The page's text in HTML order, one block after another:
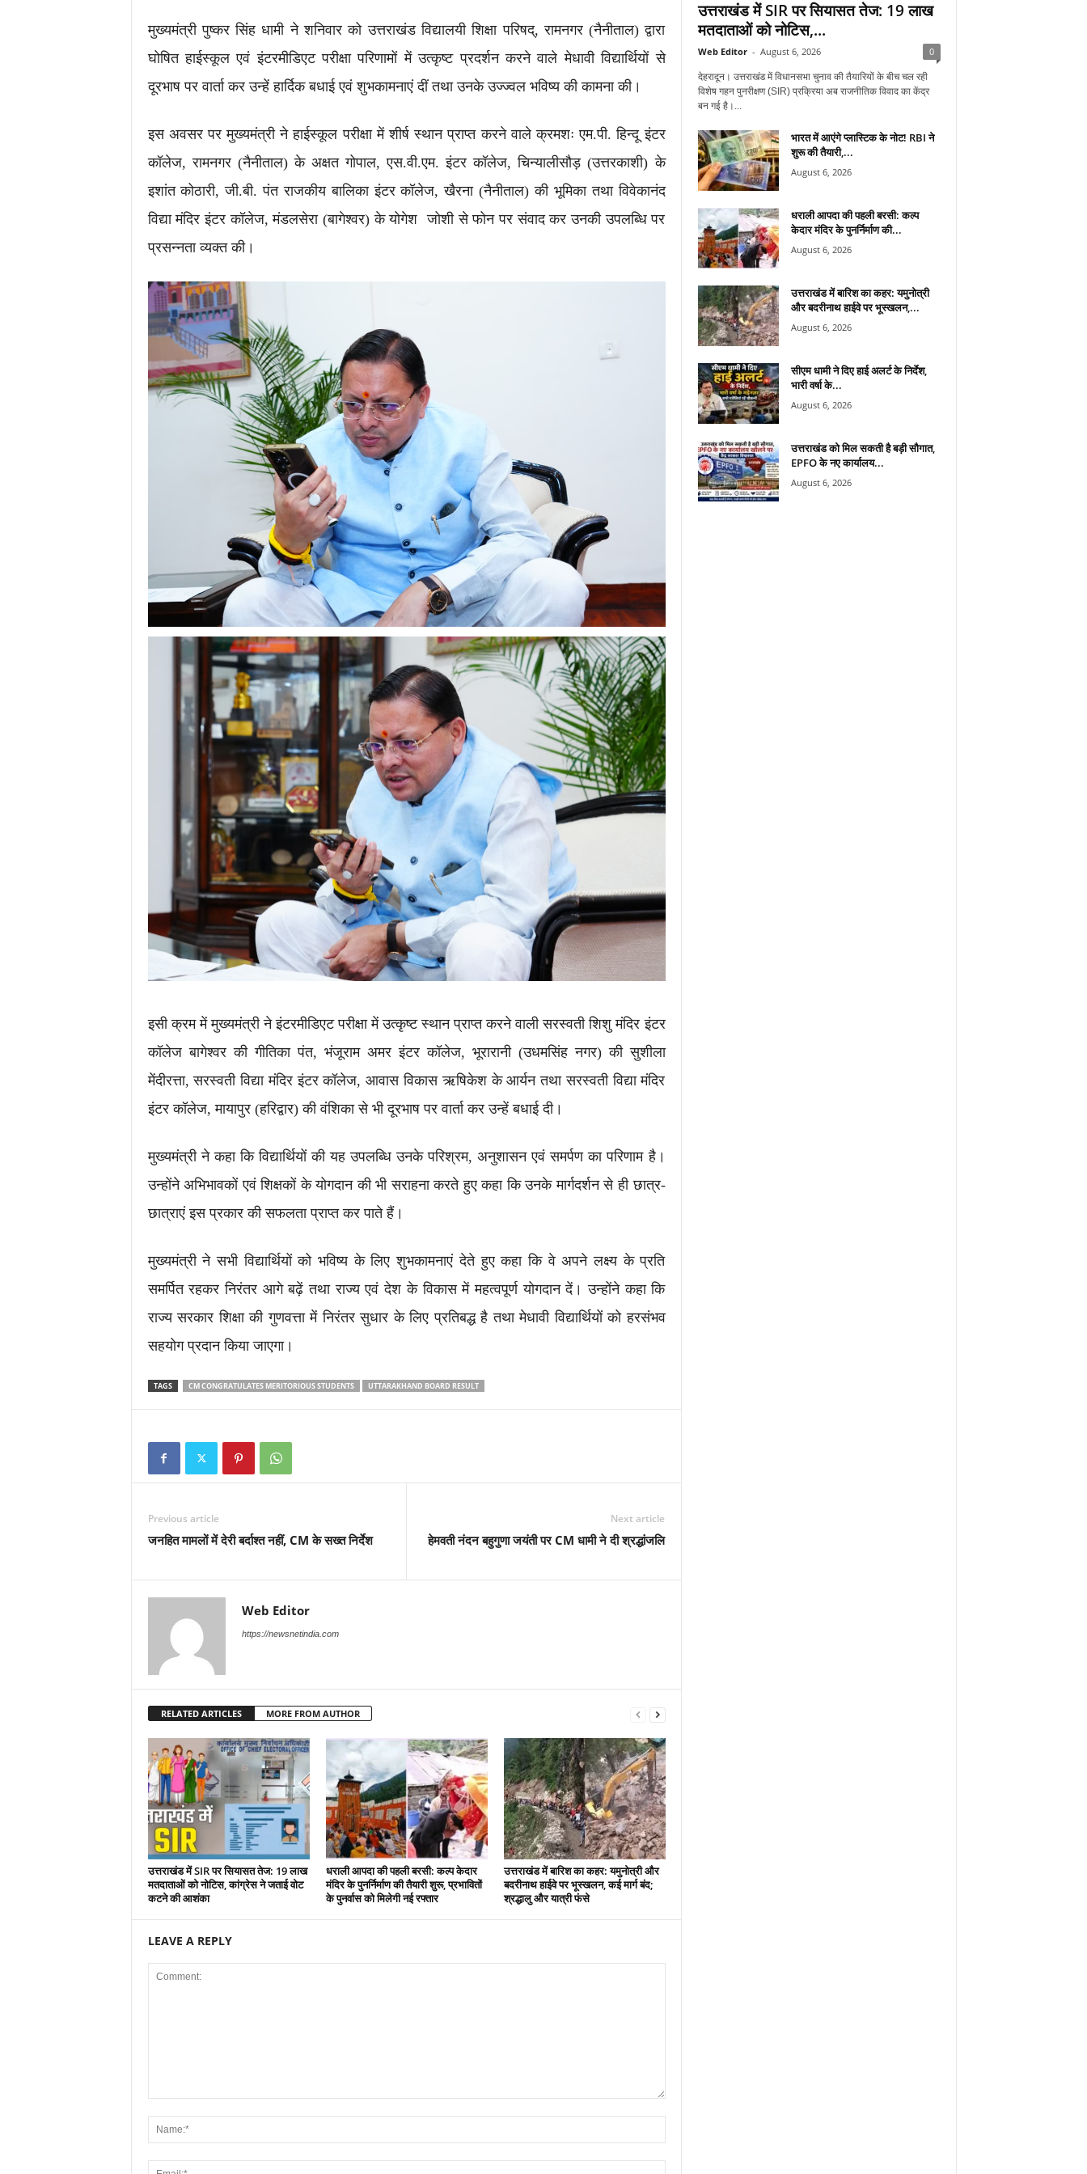
मुख्यमंत्री पुष्कर सिंह धामी ने शनिवार को उत्तराखंड विद्यालयी शिक्षा परिषद्, रामनगर (नैनीताल) द्वारा
घोषित हाईस्कूल एवं इंटरमीडिएट परीक्षा परिणामों में उत्कृष्ट प्रदर्शन करने वाले मेधावी विद्यार्थियों से
दूरभाष पर वार्ता कर उन्हें हार्दिक बधाई एवं शुभकामनाएं दीं तथा उनके उज्ज्वल भविष्य की कामना की।
इस अवसर पर मुख्यमंत्री ने हाईस्कूल परीक्षा में शीर्ष स्थान प्राप्त करने वाले क्रमशः एम.पी. हिन्दू इंटर
कॉलेज, रामनगर (नैनीताल) के अक्षत गोपाल, एस.वी.एम. इंटर कॉलेज, चिन्यालीसौड़ (उत्तरकाशी) के
इशांत कोठारी, जी.बी. पंत राजकीय बालिका इंटर कॉलेज, खैरना (नैनीताल) की भूमिका तथा विवेकानंद
विद्या मंदिर इंटर कॉलेज, मंडलसेरा (बागेश्वर) के योगेश जोशी से फोन पर संवाद कर उनकी उपलब्धि पर
प्रसन्नता व्यक्त की।
इसी क्रम में मुख्यमंत्री ने इंटरमीडिएट परीक्षा में उत्कृष्ट स्थान प्राप्त करने वाली सरस्वती शिशु मंदिर इंटर
कॉलेज बागेश्वर की गीतिका पंत, भंजूराम अमर इंटर कॉलेज, भूरारानी (उधमसिंह नगर) की सुशीला
मेंदीरत्ता, सरस्वती विद्या मंदिर इंटर कॉलेज, आवास विकास ऋषिकेश के आर्यन तथा सरस्वती विद्या मंदिर
इंटर कॉलेज, मायापुर (हरिद्वार) की वंशिका से भी दूरभाष पर वार्ता कर उन्हें बधाई दी।
मुख्यमंत्री ने कहा कि विद्यार्थियों की यह उपलब्धि उनके परिश्रम, अनुशासन एवं समर्पण का परिणाम है।
उन्होंने अभिभावकों एवं शिक्षकों के योगदान की भी सराहना करते हुए कहा कि उनके मार्गदर्शन से ही छात्र-
छात्राएं इस प्रकार की सफलता प्राप्त कर पाते हैं।
मुख्यमंत्री ने सभी विद्यार्थियों को भविष्य के लिए शुभकामनाएं देते हुए कहा कि वे अपने लक्ष्य के प्रति
समर्पित रहकर निरंतर आगे बढ़ें तथा राज्य एवं देश के विकास में महत्वपूर्ण योगदान दें। उन्होंने कहा कि
राज्य सरकार शिक्षा की गुणवत्ता में निरंतर सुधार के लिए प्रतिबद्ध है तथा मेधावी विद्यार्थियों को हरसंभव
सहयोग प्रदान किया जाएगा।
TAGS CM CONGRATULATES MERITORIOUS STUDENTS UTTARAKHAND BOARD RESULT
Previous article
जनहित मामलों में देरी बर्दाश्त नहीं, CM के सख्त निर्देश
Next article
हेमवती नंदन बहुगुणा जयंती पर CM धामी ने दी श्रद्धांजलि
Web Editor
https://newsnetindia.com
RELATED ARTICLES MORE FROM AUTHOR
उत्तराखंड में SIR पर सियासत तेज: 19 लाख
मतदाताओं को नोटिस, कांग्रेस ने जताई वोट
कटने की आशंका
धराली आपदा की पहली बरसी: कल्प केदार
मंदिर के पुनर्निर्माण की तैयारी शुरू, प्रभावितों
के पुनर्वास को मिलेगी नई रफ्तार
उत्तराखंड में बारिश का कहर: यमुनोत्री और
बदरीनाथ हाईवे पर भूस्खलन, कई मार्ग बंद;
श्रद्धालु और यात्री फंसे
LEAVE A REPLY
उत्तराखंड में SIR पर सियासत तेज: 19 लाख
मतदाताओं को नोटिस,...
Web Editor - August 6, 2026 0
देहरादून। उत्तराखंड में विधानसभा चुनाव की तैयारियों के बीच चल रही
विशेष गहन पुनरीक्षण (SIR) प्रक्रिया अब राजनीतिक विवाद का केंद्र
बन गई है।...
भारत में आएंगे प्लास्टिक के नोट! RBI ने
शुरू की तैयारी,...
August 6, 2026
धराली आपदा की पहली बरसी: कल्प
केदार मंदिर के पुनर्निर्माण की...
August 6, 2026
उत्तराखंड में बारिश का कहर: यमुनोत्री
और बदरीनाथ हाईवे पर भूस्खलन,...
August 6, 2026
सीएम धामी ने दिए हाई अलर्ट के निर्देश,
भारी वर्षा के...
August 6, 2026
उत्तराखंड को मिल सकती है बड़ी सौगात,
EPFO के नए कार्यालय...
August 6, 2026